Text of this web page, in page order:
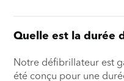
Quelle est la durée
Notre défibrillateur est
été conçu pour une